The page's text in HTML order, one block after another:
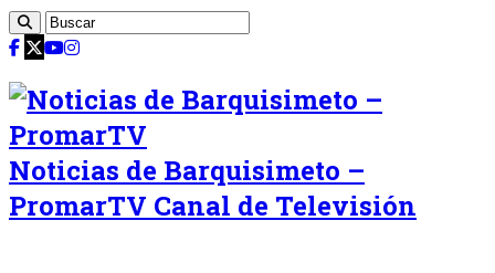
Noticias de Barquisimeto –
PromarTV Canal de Televisión